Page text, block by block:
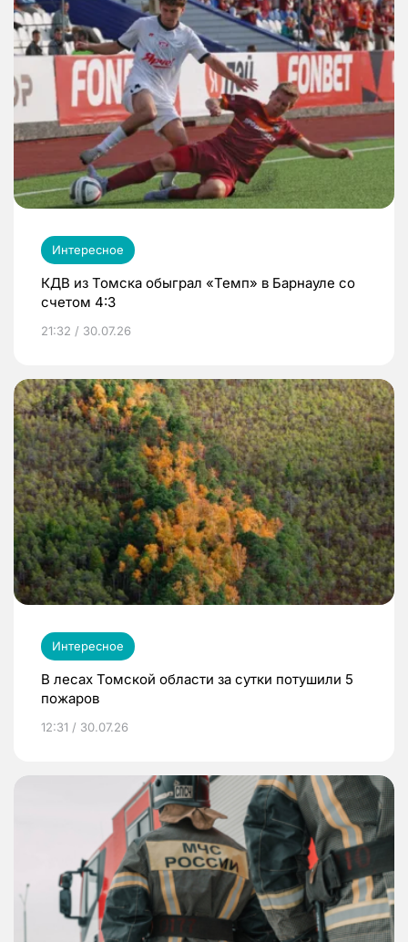
Интересное
КДВ из Томска обыграл «Темп» в Барнауле со
счетом 4:3
21:32 / 30.07.26
Интересное
В лесах Томской области за сутки потушили 5
пожаров
12:31 / 30.07.26